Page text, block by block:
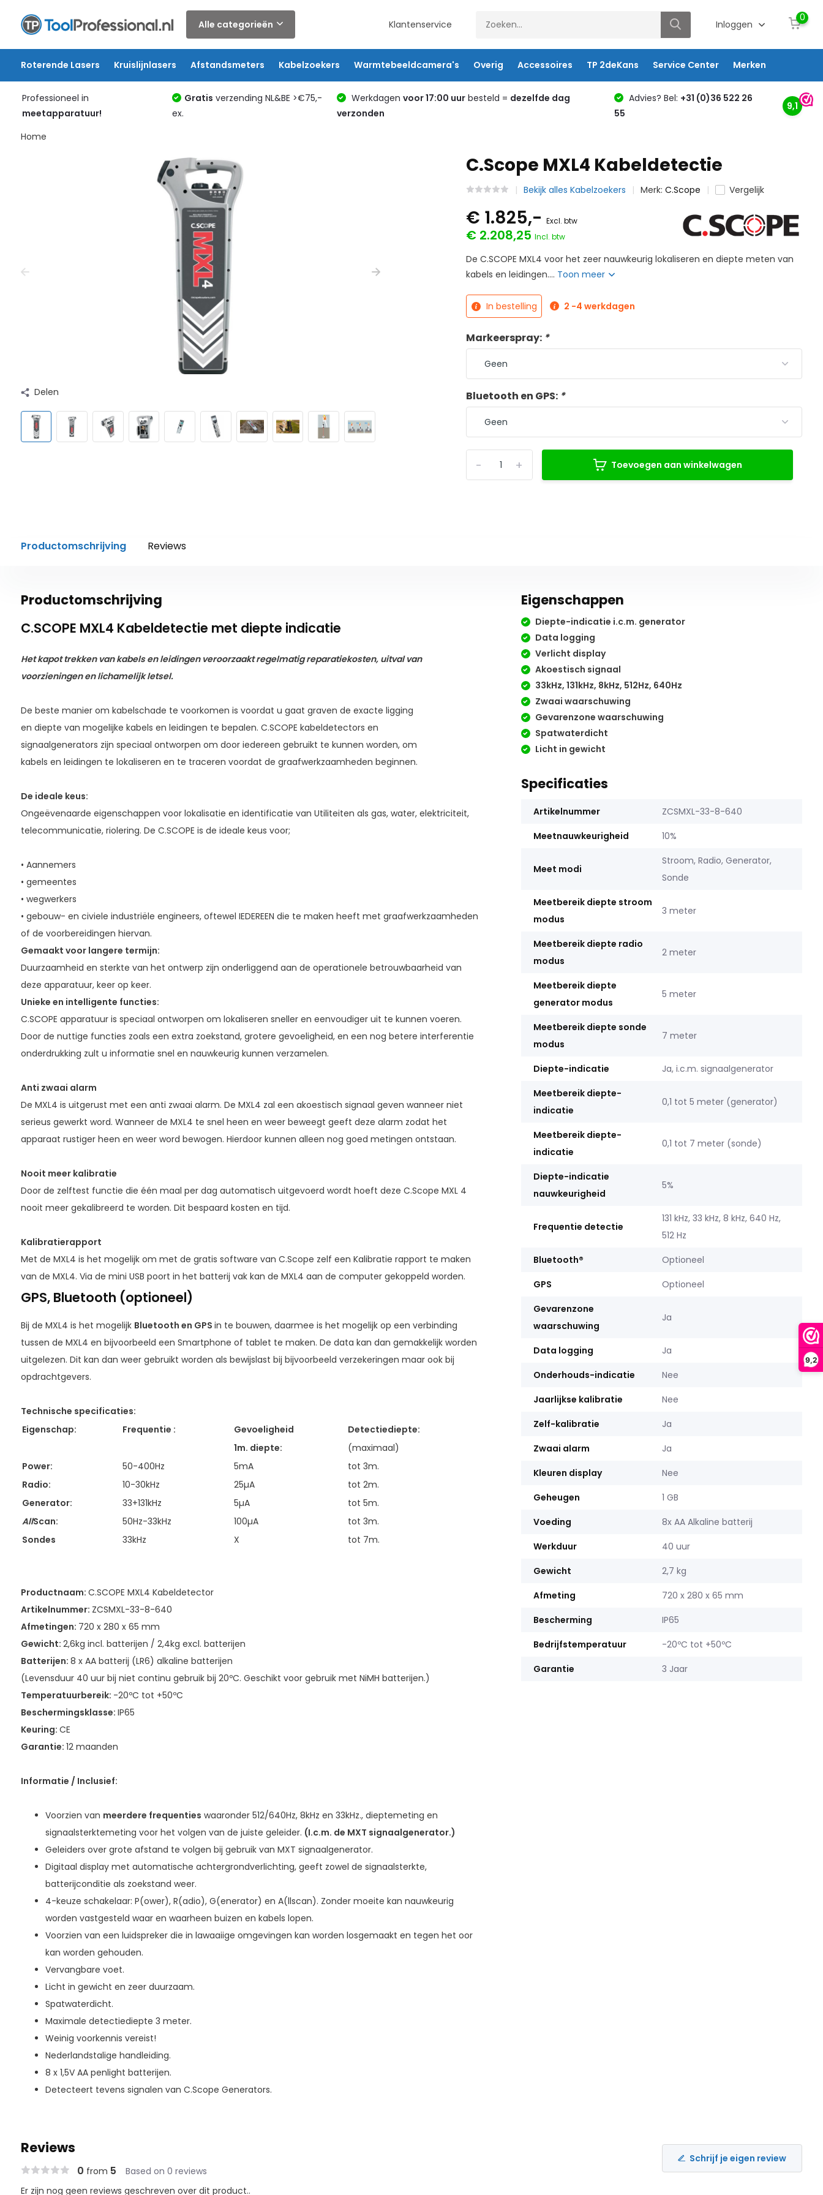
9,2
Alle categorieën Klantenservice Inloggen
0
Roterende Lasers Kruislijnlasers Afstandsmeters Kabelzoekers Warmtebeeldcamera's Overig Accessoires TP 2deKans Service Center Merken
Professioneel in
meetapparatuur!
Gratis verzending NL&BE >€75,-
ex.
Werkdagen voor 17:00 uurbesteld = dezelfde dag
verzonden
Advies? Bel: +31 (0)36 522 26
55
9,1
Home
Delen
C.Scope MXL4 Kabeldetectie
Bekijk alles Kabelzoekers Merk:C.Scope Vergelijk
€ 1.825,-Excl. btw
€ 2.208,25Incl. btw
De C.SCOPE MXL4 voor het zeer nauwkeurig lokaliseren en diepte meten van
kabels en leidingen.... Toon meer
In bestelling 2 -4 werkdagen
Markeerspray: *
Bluetooth en GPS: *
+
- Toevoegen aan winkelwagen
Productomschrijving Reviews
Productomschrijving
C.SCOPE MXL4 Kabeldetectie met diepte indicatie
Het kapot trekken van kabels en leidingen veroorzaaktregelmatig reparatiekosten, uitval van
voorzieningenen lichamelijkletsel.
De beste manier om kabelschade te voorkomen is voordat u gaat graven de exacte ligging
en diepte van mogelijke kabels en leidingen te bepalen. C.SCOPE kabeldetectors en
signaalgenerators zijn speciaal ontworpen om door iedereen gebruikt te kunnen worden, om
kabels en leidingen te lokaliseren en te traceren voordat de graafwerkzaamheden beginnen.
De ideale keus:
Ongeëvenaarde eigenschappen voor lokalisatie en identificatie van Utiliteiten als gas, water, elektriciteit,
telecommunicatie, riolering. De C.SCOPE is de ideale keus voor;
• Aannemers
• gemeentes
• wegwerkers
• gebouw- en civiele industriële engineers, oftewel IEDEREEN die te maken heeft met graafwerkzaamheden
of de voorbereidingen hiervan.
Gemaakt voor langere termijn:
Duurzaamheid en sterkte van het ontwerp zijn onderliggend aan de operationele betrouwbaarheid van
deze apparatuur, keer op keer.
Unieke en intelligente functies:
C.SCOPE apparatuur is speciaal ontworpen om lokaliseren sneller en eenvoudiger uit te kunnen voeren.
Door de nuttige functies zoals een extra zoekstand, grotere gevoeligheid, en een nog betere interferentie
onderdrukking zult u informatie snel en nauwkeurig kunnen verzamelen.
Anti zwaai alarm
De MXL4 is uitgerust met een anti zwaai alarm. De MXL4 zal een akoestisch signaal geven wanneer niet
serieus gewerkt word. Wanneer de MXL4 te snel heen en weer beweegt geeft deze alarm zodat het
apparaat rustiger heen en weer word bewogen. Hierdoor kunnen alleen nog goed metingen ontstaan.
Nooit meer kalibratie
Door de zelftest functie die één maal per dag automatisch uitgevoerd wordt hoeft deze C.Scope MXL 4
nooit meer gekalibreerd te worden. Dit bespaard kosten en tijd.
Kalibratierapport
Met de MXL4 is het mogelijk om met de gratis software van C.Scope zelf een Kalibratie rapport te maken
van de MXL4. Via de mini USB poort in het batterij vak kan de MXL4 aan de computer gekoppeld worden.
GPS, Bluetooth (optioneel)
Bij de MXL4 is het mogelijk Bluetooth en GPS in te bouwen, daarmee is het mogelijk op een verbinding
tussen de MXL4 en bijvoorbeeld een Smartphone of tablet te maken. De data kan dan gemakkelijk worden
uitgelezen. Dit kan dan weer gebruikt worden als bewijslast bij bijvoorbeeld verzekeringen maar ook bij
opdrachtgevers.
Technische specificaties:
Eigenschap:
Frequentie : Gevoeligheid
Detectiediepte:
1m. diepte:
(maximaal)
Power:
50-400Hz 5mA
tot 3m.
Radio:
10-30kHz 25µA
tot 2m.
Generator:
33+131kHz 5µA
tot 5m.
AllScan: 50Hz-33kHz 100µA
tot 3m.
Sondes
33kHz X tot 7m.
Productnaam: C.SCOPE MXL4 Kabeldetector
Artikelnummer: ZCSMXL-33-8-640
Afmetingen: 720 x 280 x 65 mm
Gewicht: 2,6kg incl. batterijen / 2,4kg excl. batterijen
Batterijen: 8 x AA batterij (LR6) alkaline batterijen
(Levensduur 40 uur bij niet continu gebruik bij 20ºC. Geschikt voor gebruik met NiMH batterijen.)
Temperatuurbereik: -20ºC tot +50ºC
Beschermingsklasse: IP65
Keuring: CE
Garantie: 12 maanden
Informatie / Inclusief:
Voorzien van meerdere frequenties waaronder 512/640Hz, 8kHz en 33kHz., dieptemeting en
signaalsterktemeting voor het volgen van de juiste geleider. (I.c.m. de MXT signaalgenerator.)
Geleiders over grote afstand te volgen bij gebruik van MXT signaalgenerator.
Digitaal display met automatische achtergrondverlichting, geeft zowel de signaalsterkte,
batterijconditie als zoekstand weer.
4-keuze schakelaar: P(ower), R(adio), G(enerator) en A(llscan). Zonder moeite kan nauwkeurig
worden vastgesteld waar en waarheen buizen en kabels lopen.
Voorzien van een luidspreker die in lawaaiige omgevingen kan worden losgemaakt en tegen het oor
kan worden gehouden.
Vervangbare voet.
Licht in gewicht en zeer duurzaam.
Spatwaterdicht.
Maximale detectiediepte 3 meter.
Weinig voorkennis vereist!
Nederlandstalige handleiding.
8 x 1,5V AA penlight batterijen.
Detecteert tevens signalen van C.Scope Generators.
Eigenschappen
Diepte-indicatie i.c.m. generator
Data logging
Verlicht display
Akoestisch signaal
33kHz, 131kHz, 8kHz, 512Hz, 640Hz
Zwaai waarschuwing
Gevarenzone waarschuwing
Spatwaterdicht
Licht in gewicht
Specificaties
Artikelnummer
ZCSMXL-33-8-640
Meetnauwkeurigheid
10%
Meet modi
Stroom, Radio, Generator,
Sonde
Meetbereik diepte stroom
modus
3 meter
Meetbereik diepte radio
modus
2 meter
Meetbereik diepte
generator modus
5 meter
Meetbereik diepte sonde
modus
7 meter
Diepte-indicatie
Ja, i.c.m. signaalgenerator
Meetbereik diepte-
indicatie
0,1 tot 5 meter (generator)
Meetbereik diepte-
indicatie
0,1 tot 7 meter (sonde)
Diepte-indicatie
nauwkeurigheid
5%
Frequentie detectie
131 kHz, 33 kHz, 8 kHz, 640 Hz,
512 Hz
Bluetooth®
Optioneel
GPS
Optioneel
Gevarenzone
waarschuwing
Ja
Data logging
Ja
Onderhouds-indicatie
Nee
Jaarlijkse kalibratie
Nee
Zelf-kalibratie
Ja
Zwaai alarm
Ja
Kleuren display
Nee
Geheugen
1 GB
Voeding
8x AA Alkaline batterij
Werkduur
40 uur
Gewicht
2,7 kg
Afmeting
720 x 280 x 65 mm
Bescherming
IP65
Bedrijfstemperatuur
-20ºC tot +50ºC
Garantie
3 Jaar
Reviews
0 from 5 Based on 0 reviews
Schrijf je eigen review
Er zijn nog geen reviews geschreven over dit product..